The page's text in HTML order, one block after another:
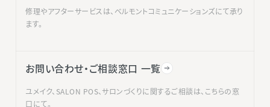
修理やアフターサービスは、ベルモントコミュニケーションズにて承り
ます。
お問い合わせ・ご相談窓口 一覧
ユメイク、SALON POS、サロンづくりに関するご相談は、こちらの窓
口にて。